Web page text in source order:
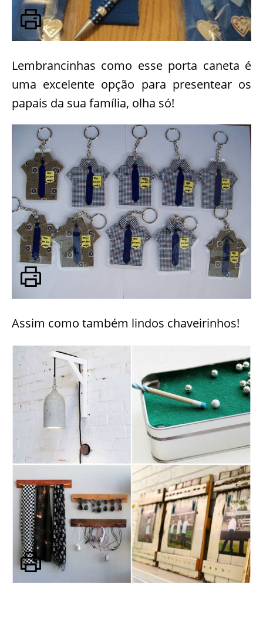
Lembrancinhas como esse porta caneta é
uma excelente opção para presentear os
papais da sua família, olha só!
Assim como também lindos chaveirinhos!